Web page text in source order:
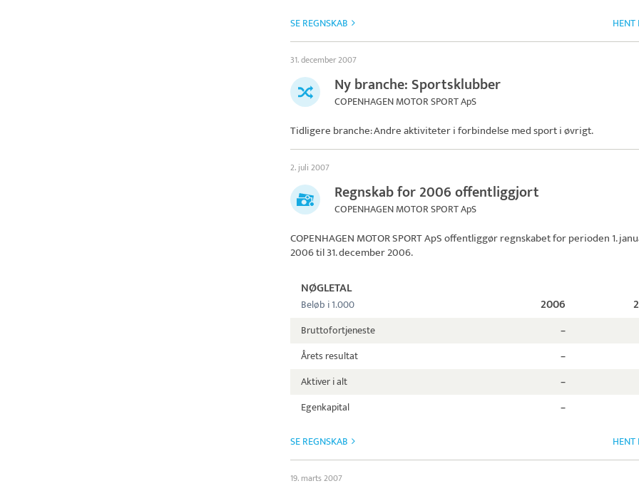
SE REGNSKAB HENT
31. december 2007
Ny branche: Sportsklubber
COPENHAGEN MOTOR SPORT ApS
Tidligere branche: Andre aktiviteter i forbindelse med sport i øvrigt.
2. juli 2007
Regnskab for 2006 offentliggjort
COPENHAGEN MOTOR SPORT ApS
COPENHAGEN MOTOR SPORT ApSoffentliggør regnskabet for perioden 1.
2006 til 31. december 2006.
NØGLETAL
Beløb i 1.000 2006
Bruttofortjeneste –
Årets resultat
–
Aktiver i alt
–
Egenkapital
–
SE REGNSKAB HENT
19. marts 2007